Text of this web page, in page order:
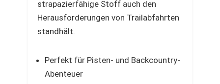
strapazierfähige Stoff auch den
Herausforderungen von Trailabfahrten
standhält.
Perfekt für Pisten- und Backcountry-
Abenteuer